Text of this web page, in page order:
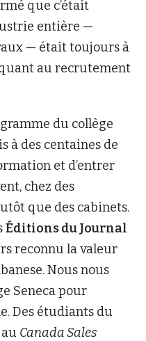
que c’était
entière —
— était toujours à
au recrutement
du collège
à des centaines de
et d’entrer
chez des
que des cabinets.
Éditions du Journal
reconnu la valeur
Nous nous
Seneca pour
Des étudiants du
Canada Sales